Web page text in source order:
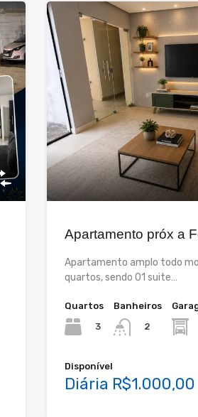
Apartamento próx a
Apartamento amplo todo
quartos, sendo 01 suite…
Quartos
3
Banheiros
2
Disponível
Diária R$1.000,00